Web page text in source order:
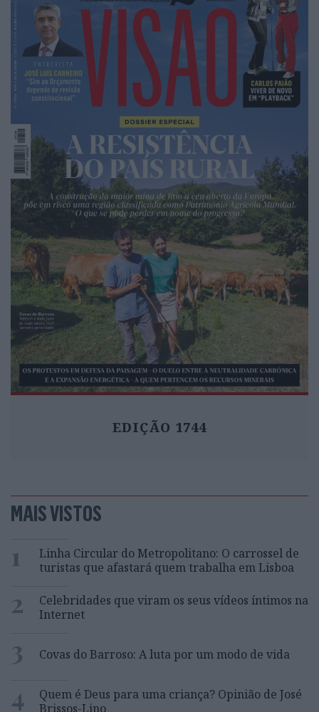
EDIÇÃO 1744
MAIS VISTOS
1
Linha Circular do Metropolitano: O carrossel de
turistas que afastará quem trabalha em Lisboa
2
Celebridades que viram os seus vídeos íntimos na
Internet
3 Covas do Barroso: A luta por um modo de vida
4
Quem é Deus para uma criança? Opinião de José
Brissos-Lino